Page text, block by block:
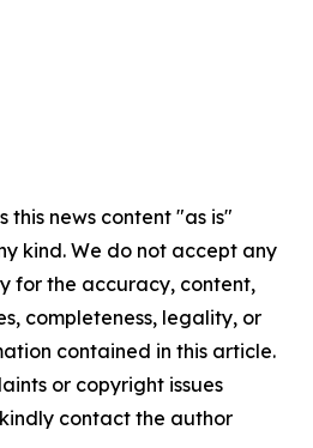
this news content "as is"
kind. We do not accept any
for the accuracy, content,
completeness, legality, or
contained in this article.
or copyright issues
contact the author